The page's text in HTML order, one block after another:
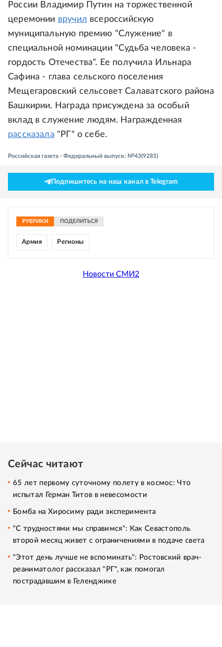
России Владимир Путин на торжественной
церемонии вручил всероссийскую
муниципальную премию "Служение" в
специальной номинации "Судьба человека -
гордость Отечества". Ее получила Ильнара
Сафина - глава сельского поселения
Мещегаровский сельсовет Салаватского района
Башкирии. Награда присуждена за особый
вклад в служение людям. Награжденная
рассказала "РГ" о себе.
Российская газета - Федеральный выпуск: №43(9285)
Подпишитесь на наш канал в Telegram
РУБРИКИ ПОДЕЛИТЬСЯ
Армия Регионы
Новости СМИ2
Сейчас читают
65 лет первому суточному полету в космос: Что
испытал Герман Титов в невесомости
Бомба на Хиросиму ради эксперимента
"С трудностями мы справимся": Как Севастополь
второй месяц живет с ограничениями в подаче света
"Этот день лучше не вспоминать": Ростовский врач-
реаниматолог рассказал "РГ", как помогал
пострадавшим в Геленджике